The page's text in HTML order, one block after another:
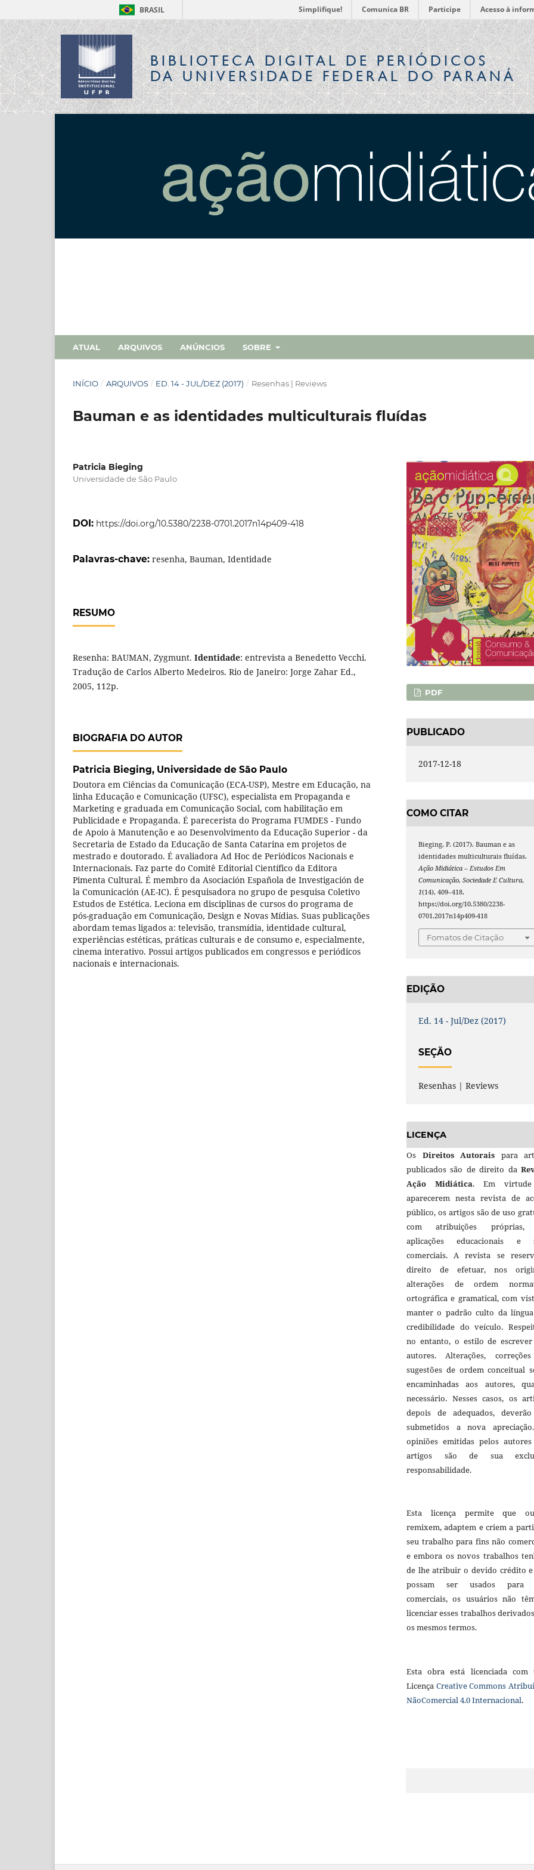
BRASIL Simplifique! Comunica BR Participe Acesso à
BIBLIOTECA DIGITALDE PERIÓDICOS
DA UNIVERSIDADE FEDERAL DO PARANÁ
ATUAL ARQUIVOS ANÚNCIOS SOBRE
INÍCIO / ARQUIVOS / ED. 14 - JUL/DEZ (2017) / Resenhas | Reviews
Bauman e as identidades multiculturais fluídas
Patricia Bieging
Universidade de São Paulo
DOI: https://doi.org/10.5380/2238-0701.2017n14p409-418
Palavras-chave: resenha, Bauman, Identidade
RESUMO
Resenha: BAUMAN, Zygmunt. Identidade: entrevista a Benedetto Vecchi.
Tradução de Carlos Alberto Medeiros. Rio de Janeiro: Jorge Zahar Ed.,
2005, 112p.
BIOGRAFIA DO AUTOR
Patricia Bieging, Universidade de São Paulo
Doutora em Ciências da Comunicação (ECA-USP), Mestre em Educação, na
linha Educação e Comunicação (UFSC), especialista em Propaganda e
Marketing e graduada em Comunicação Social, com habilitação em
Publicidade e Propaganda. É parecerista do Programa FUMDES - Fundo
de Apoio à Manutenção e ao Desenvolvimento da Educação Superior - da
Secretaria de Estado da Educação de Santa Catarina em projetos de
mestrado e doutorado. É avaliadora Ad Hoc de Periódicos Nacionais e
Internacionais. Faz parte do Comitê Editorial Científico da Editora
Pimenta Cultural. É membro da Asociación Española de Investigación de
la Comunicación (AE-IC). É pesquisadora no grupo de pesquisa Coletivo
Estudos de Estética. Leciona em disciplinas de cursos do programa de
pós-graduação em Comunicação, Design e Novas Mídias. Suas publicações
abordam temas ligados a: televisão, transmídia, identidade cultural,
experiências estéticas, práticas culturais e de consumo e, especialmente,
cinema interativo. Possui artigos publicados em congressos e periódicos
nacionais e internacionais.
PDF
PUBLICADO
2017-12-18
COMO CITAR
Bieging, P. (2017). Bauman e as
identidades multiculturais fluídas.
Ação Midiática – Estudos Em
Comunicação, Sociedade E Cultura,
1(14), 409–418.
https://doi.org/10.5380/2238-
0701.2017n14p409-418
Fomatos de Citação
EDIÇÃO
Ed. 14 - Jul/Dez (2017)
SEÇÃO
Resenhas | Reviews
LICENÇA
Os Direitos Autorais para
publicados são de direito da
Ação Midiática. Em
aparecerem nesta revista de
público, os artigos são de uso
com atribuições próprias,
aplicações educacionais e
comerciais. A revista se
direito de efetuar, nos
alterações de ordem
ortográfica e gramatical, com
manter o padrão culto da
credibilidade do veículo.
no entanto, o estilo de
autores. Alterações,
sugestões de ordem conceitual
encaminhadas aos autores,
necessário. Nesses casos, os
depois de adequados,
submetidos a nova
opiniões emitidas pelos
artigos são de sua
responsabilidade.
Esta licença permite que
remixem, adaptem e criem a
seu trabalho para fins não
e embora os novos trabalhos
de lhe atribuir o devido crédito e
possam ser usados para
comerciais, os usuários não
licenciar esses trabalhos
os mesmos termos.
Esta obra está licenciada com
Licença Creative Commons
NãoComercial 4.0 Internacional.